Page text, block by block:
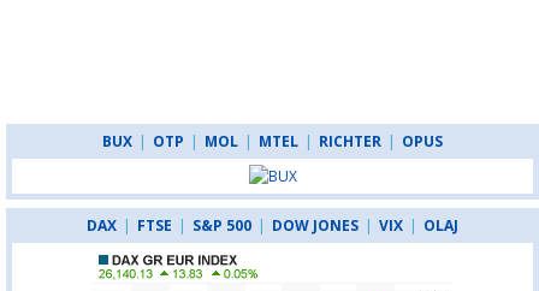
BUX | OTP | MOL | MTEL | RICHTER | OPUS
DAX | FTSE | S&P 500 | DOW JONES | VIX | OLAJ